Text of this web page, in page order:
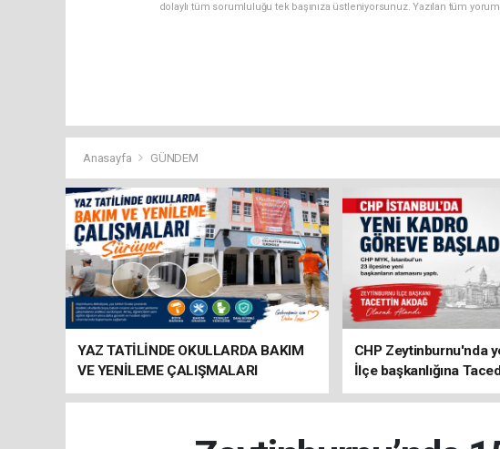
dolaylı tüm sorumluluğu tek başınıza üstleniyorsunuz. Yazılan tüm
Anasayfa GÜNDEM
YAZ TATİLİNDE OKULLARDA BAKIM
VE YENİLEME ÇALIŞMALARI
SÜRÜYOR
CHP Zeytinburnu'nda
İlçe başkanlığına
atandı